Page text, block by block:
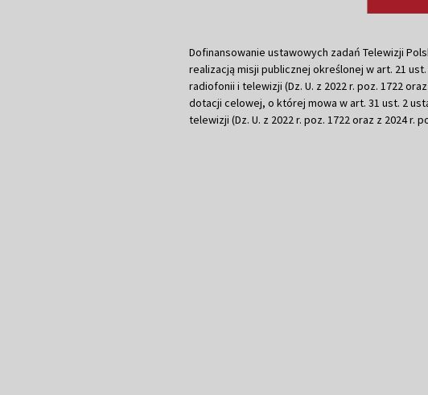
Dofinansowanie ustawowych zadań Telewizji
realizacją misji publicznej określonej w art. 21
radiofonii i telewizji (Dz. U. z 2022 r. poz. 1722
dotacji celowej, o której mowa w art. 31 ust. 2
telewizji (Dz. U. z 2022 r. poz. 1722 oraz z 2024 r.